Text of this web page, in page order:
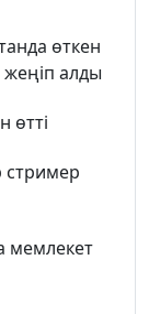
өткен
жеңіп алды
өтті
стример
мемлекет